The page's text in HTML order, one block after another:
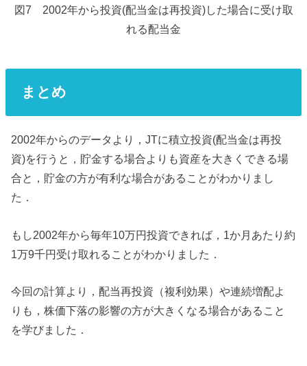
図7 2002年から投資(配当金は再投資)した場合に受け取
れる配当金
まとめ
2002年からのデータより，JTに積立投資(配当金は再投
資)を行うと，貯金する場合よりも資産を大きくできる場
合と，貯金の方が有利な場合があることがわかりまし
た．
もし2002年から毎年10万円投資できれば，1か月あたり約
1万9千円受け取れることがわかりました．
今回の計算より，配当再投資（複利効果）や連続増配よ
りも，株価下落の影響の方が大きくなる場合があること
を学びました．